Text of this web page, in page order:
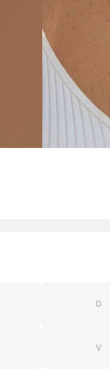
D
V